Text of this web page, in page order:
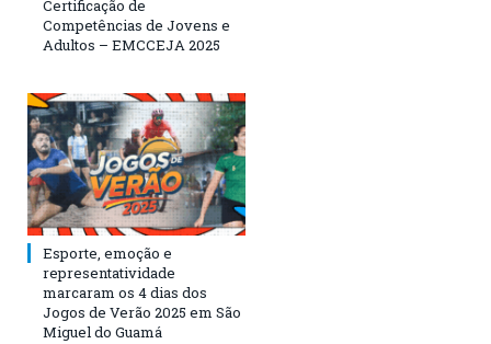
Certificação de
Competências de Jovens e
Adultos – EMCCEJA 2025
Esporte, emoção e
representatividade
marcaram os 4 dias dos
Jogos de Verão 2025 em São
Miguel do Guamá